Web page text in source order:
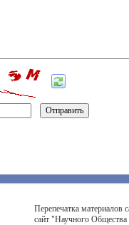
Перепечатка материалов
сайт "Научного